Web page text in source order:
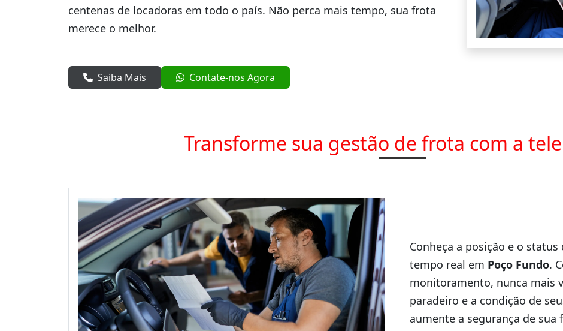
centenas de locadoras em todo o país. Não perca mais tempo, sua frota
merece o melhor.
Saiba Mais Contate-nos Agora
Transforme sua gestão de frota com a
Conheça a posição e o
tempo real em Poço Fundo.
monitoramento, nunca mais
paradeiro e a condição de
aumente a segurança de sua